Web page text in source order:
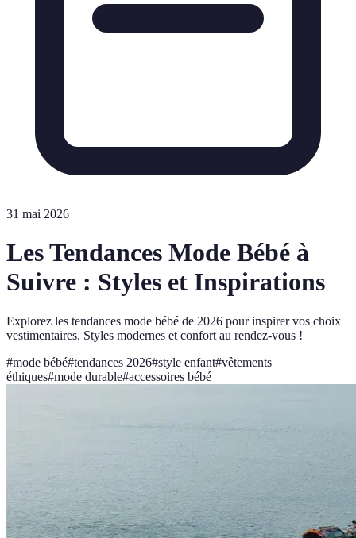
31 mai 2026
Les Tendances Mode Bébé à
Suivre : Styles et Inspirations
Explorez les tendances mode bébé de 2026 pour inspirer vos choix
vestimentaires. Styles modernes et confort au rendez-vous !
#mode bébé#tendances 2026#style enfant#vêtements
éthiques#mode durable#accessoires bébé